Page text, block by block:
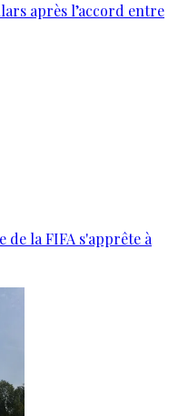
après l’accord entre
de la FIFA s'apprête à